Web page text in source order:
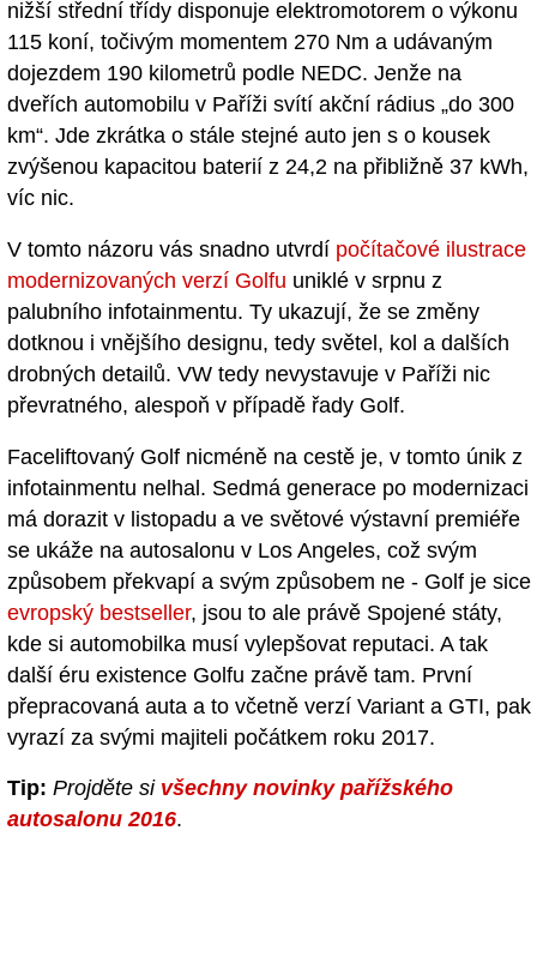
nižší střední třídy disponuje elektromotorem o výkonu
115 koní, točivým momentem 270 Nm a udávaným
dojezdem 190 kilometrů podle NEDC. Jenže na
dveřích automobilu v Paříži svítí akční rádius „do 300
km“. Jde zkrátka o stále stejné auto jen s o kousek
zvýšenou kapacitou baterií z 24,2 na přibližně 37 kWh,
víc nic.
V tomto názoru vás snadno utvrdí počítačové ilustrace
modernizovaných verzí Golfu uniklé v srpnu z
palubního infotainmentu. Ty ukazují, že se změny
dotknou i vnějšího designu, tedy světel, kol a dalších
drobných detailů. VW tedy nevystavuje v Paříži nic
převratného, alespoň v případě řady Golf.
Faceliftovaný Golf nicméně na cestě je, v tomto únik z
infotainmentu nelhal. Sedmá generace po modernizaci
má dorazit v listopadu a ve světové výstavní premiéře
se ukáže na autosalonu v Los Angeles, což svým
způsobem překvapí a svým způsobem ne - Golf je sice
evropský bestseller, jsou to ale právě Spojené státy,
kde si automobilka musí vylepšovat reputaci. A tak
další éru existence Golfu začne právě tam. První
přepracovaná auta a to včetně verzí Variant a GTI, pak
vyrazí za svými majiteli počátkem roku 2017.
Tip: Projděte si všechny novinky pařížského
autosalonu 2016.